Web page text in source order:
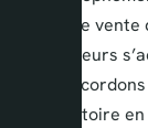
points de
installateurs
Nous
préparatoire